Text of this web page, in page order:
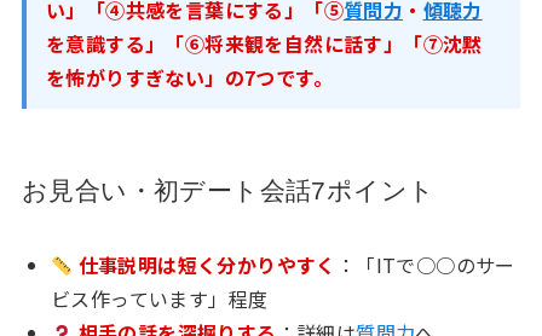
い」「④共感を言葉にする」「⑤質問力 ・ 傾聴力
を意識する」「⑥将来観を自然に話す」「⑦沈黙
を怖がりすぎない」の7つです。
お見合い・初デート会話7ポイント
仕事説明は短く分かりやすく ：「ITで○○のサー
ビス作っています」程度